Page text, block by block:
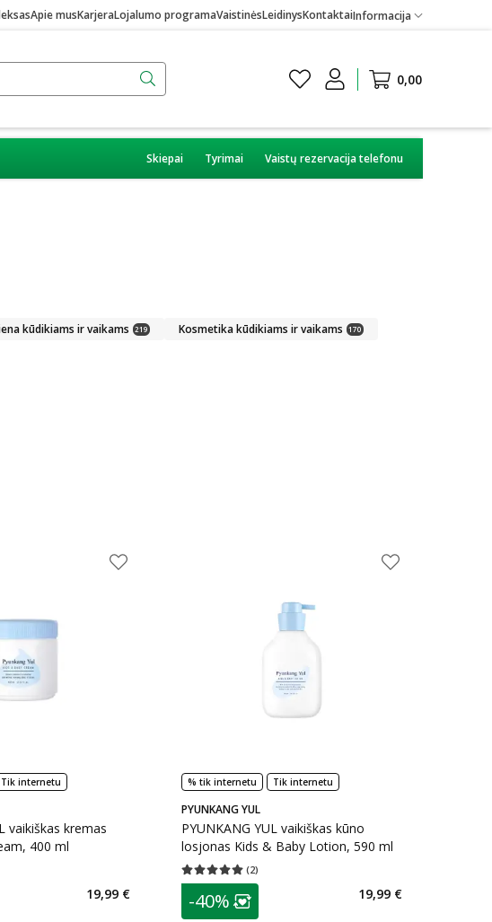
Apie musKarjeraLojalumo programaVaistinėsLeidinysKontaktaiInformacija
0,00
Skiepai Tyrimai Vaistų rezervacija telefonu
kūdikiams ir vaikams 219 Kosmetika kūdikiams ir vaikams 170
Tik internetu
vaikiškas kremas
400 ml
0.00
klubo narių nuolaida:
19,99 €
% tik internetu Tik internetu
PYUNKANG YUL
PYUNKANG YUL vaikiškas kūno
losjonas Kids & Baby Lotion, 590 ml
(2)
Vidutinis įvertinimas 5.00
patarimas
Lojalumo klubo narių nuolaida
-40% 19,99 €